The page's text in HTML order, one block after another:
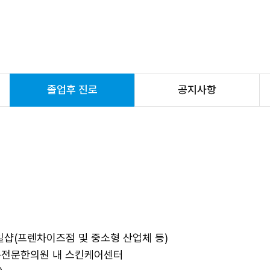
졸업후 진로 공지사항
(프렌차이즈점 및 중소형 산업체 등)
문한의원 내 스킨케어센터